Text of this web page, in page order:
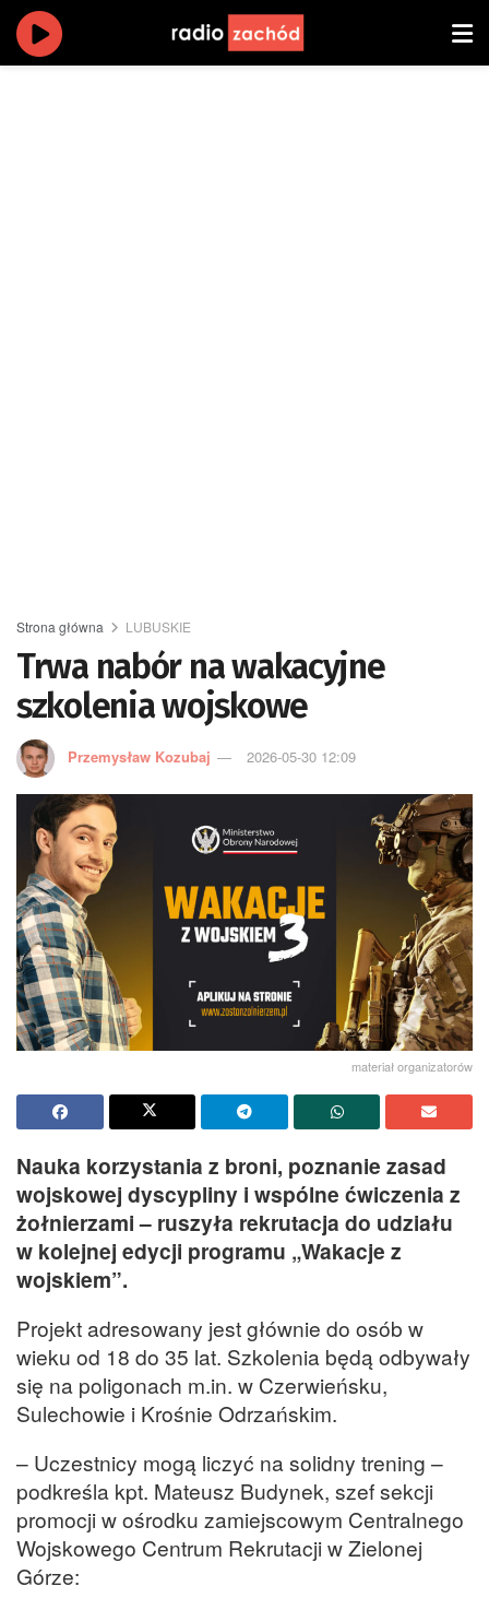
Strona główna LUBUSKIE
Trwa nabór na wakacyjne
szkolenia wojskowe
Przemysław Kozubaj 2026-05-30 12:09
materiał organizatorów
Nauka korzystania z broni, poznanie zasad
wojskowej dyscypliny i wspólne ćwiczenia z
żołnierzami – ruszyła rekrutacja do udziału
w kolejnej edycji programu „Wakacje z
wojskiem”.
Projekt adresowany jest głównie do osób w
wieku od 18 do 35 lat. Szkolenia będą odbywały
się na poligonach m.in. w Czerwieńsku,
Sulechowie i Krośnie Odrzańskim.
– Uczestnicy mogą liczyć na solidny trening –
podkreśla kpt. Mateusz Budynek, szef sekcji
promocji w ośrodku zamiejscowym Centralnego
Wojskowego Centrum Rekrutacji w Zielonej
Górze: